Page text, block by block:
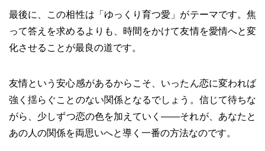
最後に、この相性は「ゆっくり育つ愛」がテーマです。焦
って答えを求めるよりも、時間をかけて友情を愛情へと変
化させることが最良の道です。
友情という安心感があるからこそ、いったん恋に変われば
強く揺らぐことのない関係となるでしょう。信じて待ちな
がら、少しずつ恋の色を加えていく――それが、あなたと
あの人の関係を両思いへと導く一番の方法なのです。